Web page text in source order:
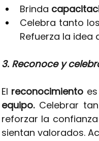
Brinda
Celebra tanto los
Refuerza la
3. Reconoce y
El reconocimiento
equipo. Celebrar
reforzar la
sientan valorados.